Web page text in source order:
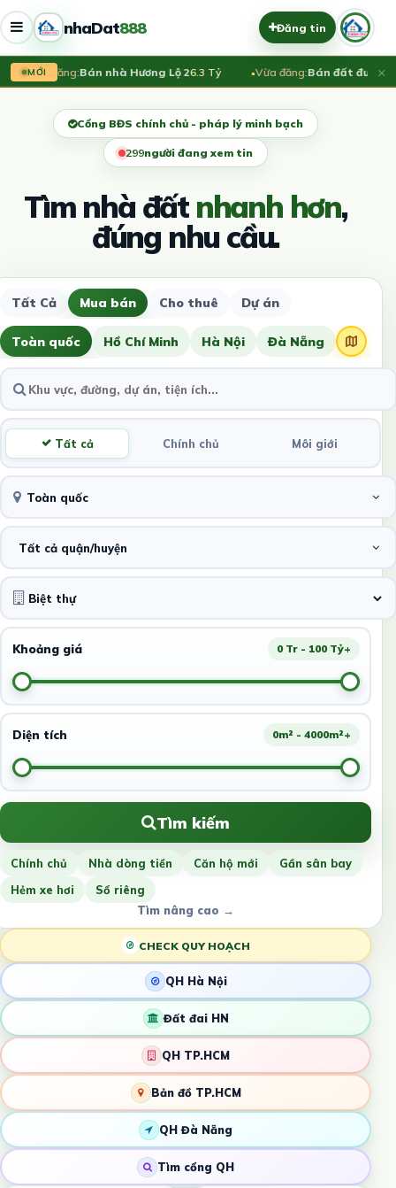
nhaDat888 Đăng tin
MỚI
Vừa đăng:Bán nhà Hương Lộ 26.3 Tỷ Vừa đăng:Bán đất đường×
Cổng BĐS chính chủ - pháp lý minh bạch
299người đang xem tin
Tìm nhà đấtnhanh hơn,
đúng nhu cầu.
Tất Cả Mua bán Cho thuê Dự án
Toàn quốc Hồ Chí Minh Hà Nội Đà Nẵng
Tất cả Chính chủ Môi giới
Toàn quốc
Tất cả quận/huyện
Khoảng giá 0 Tr - 100 Tỷ+
Diện tích 0m² - 4000m²+
Tìm kiếm
Chính chủ Nhà dòng tiền Căn hộ mới
Gần sân bay
Hẻm xe hơi
Sổ riêng
Tìm nâng cao →
CHECK QUY HOẠCH
QH Hà Nội
Đất đai HN
QH TP.HCM
Bản đồ TP.HCM
QH Đà Nẵng
Tìm cổng QH